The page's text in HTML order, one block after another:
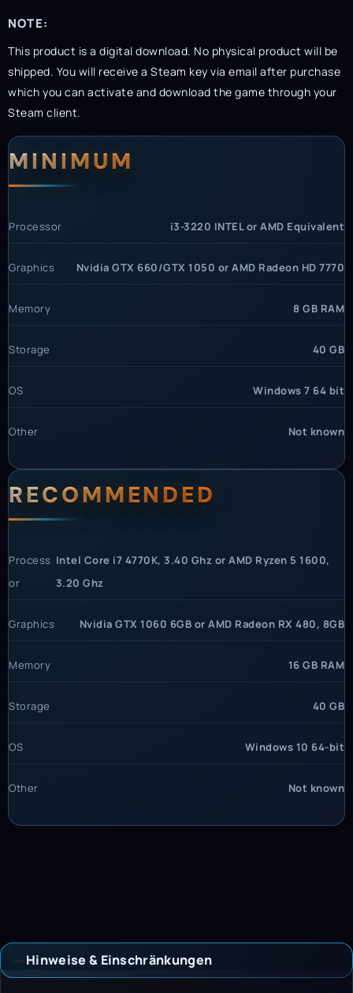
NOTE:
This product is a digital download. No physical product will be
shipped. You will receive a Steam key via email after purchase
which you can activate and download the game through your
Steam client.
System Requirements
MINIMUM
Processor i3-3220 INTEL or AMD Equivalent
Graphics Nvidia GTX 660/GTX 1050 or AMD Radeon HD 7770
Memory 8 GB RAM
Storage 40 GB
OS Windows 7 64 bit
Other Not known
RECOMMENDED
Process
or
Intel Core i7 4770K, 3.40 Ghz or AMD Ryzen 5 1600,
3.20 Ghz
Graphics Nvidia GTX 1060 6GB or AMD Radeon RX 480, 8GB
Memory 16 GB RAM
Storage 40 GB
OS Windows 10 64-bit
Other Not known
Hinweise & Einschränkungen